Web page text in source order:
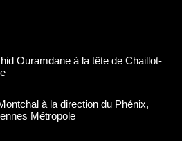
à la direction du Phénix,
Métropole
et Mikaël Serre à la direction
Dramatique National Grand